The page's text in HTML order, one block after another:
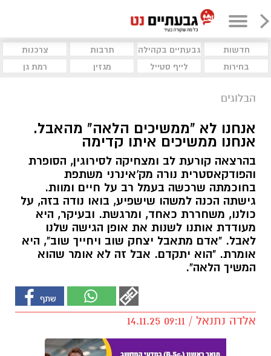
חדשות גבעתיים בקהילה תרבות
צרכנות
בחירות
לייף סטייל מגזין רמת גן
הבלוגים
אנחנו לא "ממשיכים הלאה" מהאבל.
אנחנו ממשיכים איתו קדימה
בהרצאה קורעת לב ומצחיקה לסירוגין, הסופרת
והפודקאסטרית נורה מק'אינרני משתפת
בחוכמתה שרכשה בעמל רב על חיים ומוות.
גישתה הכנה למשהו שישפיע, בואו נודה בזה, על
כולנו, משחררת כאחד, ומרגשת. ובעיקר, היא
מעודדת אותנו לשנות את אופן הגישה שלנו
לאבל. "אדם מתאבל יצחק שוב ויחייך שוב", היא
אומרת. "הוא יתקדם. אבל זה לא אומר שהוא
המשיך הלאה".
אלדה נתנאל / 09:11 14.11.25